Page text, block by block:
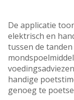
De applicatie
elektrisch en
tussen de
handige
genoeg te